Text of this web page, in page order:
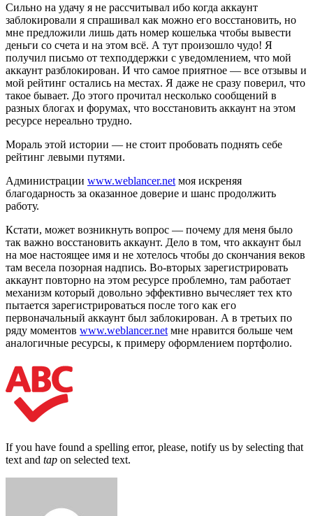
Сильно на удачу я не рассчитывал ибо когда аккаунт
заблокировали я спрашивал как можно его восстановить, но
мне предложили лишь дать номер кошелька чтобы вывести
деньги со счета и на этом всё. А тут произошло чудо! Я
получил письмо от техподдержки с уведомлением, что мой
аккаунт разблокирован. И что самое приятное — все отзывы и
мой рейтинг остались на местах. Я даже не сразу поверил, что
такое бывает. До этого прочитал несколько сообщений в
разных блогах и форумах, что восстановить аккаунт на этом
ресурсе нереально трудно.
Мораль этой истории — не стоит пробовать поднять себе
рейтинг левыми путями.
Администрации www.weblancer.net моя искреняя
благодарность за оказанное доверие и шанс продолжить
работу.
Кстати, может возникнуть вопрос — почему для меня было
так важно восстановить аккаунт. Дело в том, что аккаунт был
на мое настоящее имя и не хотелось чтобы до скончания веков
там весела позорная надпись. Во-вторых зарегистрировать
аккаунт повторно на этом ресурсе проблемно, там работает
механизм который довольно эффективно вычесляет тех кто
пытается зарегистрироваться после того как его
первоначальный аккаунт был заблокирован. А в третьих по
ряду моментов www.weblancer.net мне нравится больше чем
аналогичные ресурсы, к примеру оформлением портфолио.
If you have found a spelling error, please, notify us by selecting that
text and tap on selected text.